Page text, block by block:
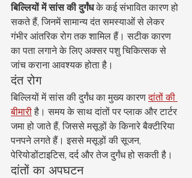
बिल्लियों में सांस की दुर्गंध के कई संभावित कारण हो
सकते हैं, जिनमें सामान्य दंत समस्याओं से लेकर
गंभीर आंतरिक रोग तक शामिल हैं। सटीक कारण
का पता लगाने के लिए अक्सर पशु चिकित्सक से
जांच कराना आवश्यक होता है।
दंत रोग
बिल्लियों में सांस की दुर्गंध का मुख्य कारण दांतों की
बीमारी है। समय के साथ दांतों पर प्लाक और टार्टर
जमा हो जाते हैं, जिससे मसूड़ों के किनारे बैक्टीरिया
पनपने लगते हैं। इससे मसूड़ों की सूजन,
पेरियोडोंटाइटिस, दर्द और तेज दुर्गंध हो सकती है।
दांतों का अपघटन